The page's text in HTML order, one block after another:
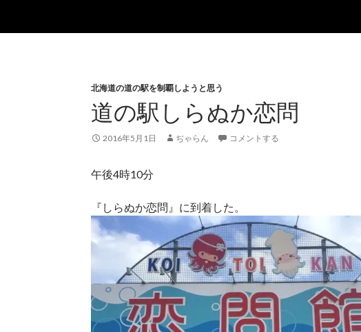
北海道の道の駅を制覇しようと思う
道の駅しらぬか恋問
2016年5月1日 ぢゃらん コメントする
午後4時10分
『しらぬか恋問』に到着した。